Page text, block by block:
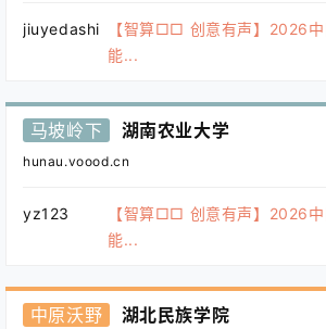
jiuyedashi
【智算□□ 创意有声】2026
能...
马坡岭下 湖南农业大学
hunau.voood.cn
yz123
【智算□□ 创意有声】2026
能...
中原沃野 湖北民族学院